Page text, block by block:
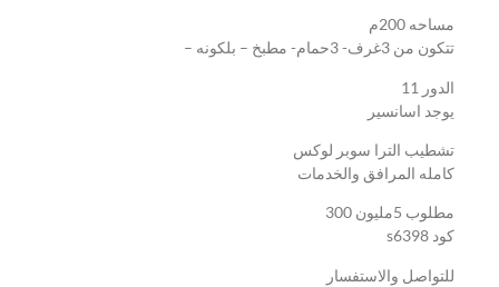
مساحه 200م
تتكون من 3غرف- 3حمام- مطبخ – بلكونه –
الدور 11
يوجد اسانسير
تشطيب الترا سوبر لوكس
كامله المرافق والخدمات
مطلوب 5مليون 300
كود s6398
للتواصل والاستفسار